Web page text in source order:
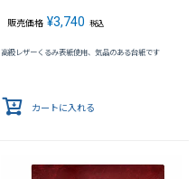
販売価格 ¥3,740 税込
高級レザーくるみ表紙使用、気品のある台紙です
カートに入れる